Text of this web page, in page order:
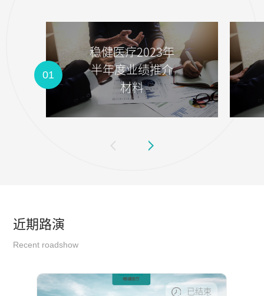
稳健医疗2023年
半年度业绩推介
材料
01
近期路演
Recent roadshow
已结束